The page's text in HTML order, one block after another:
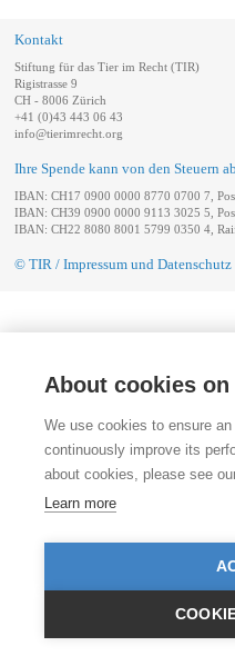
Kontakt
Stiftung für das Tier im Recht (TIR)
Rigistrasse 9
CH - 8006 Zürich
+41 (0)43 443 06 43
info@tierimrecht.org
Ihre Spende kann von den Steuern
IBAN: CH17 0900 0000 8770 0700 7,
IBAN: CH39 0900 0000 9113 3025 5,
IBAN: CH22 8080 8001 5799 0350 4,
© TIR / Impressum und Datenschutz
About cookies
We use cookies to ensure
continuously improve its
about cookies, please see
Learn more